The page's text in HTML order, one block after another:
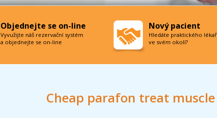
Cheap parafon treat
Objednejte se on-line
Vyvužijte náš rezervační systém
a objednejte se on-line
Nový pacient
Hledáte praktického
ve svém okolí?